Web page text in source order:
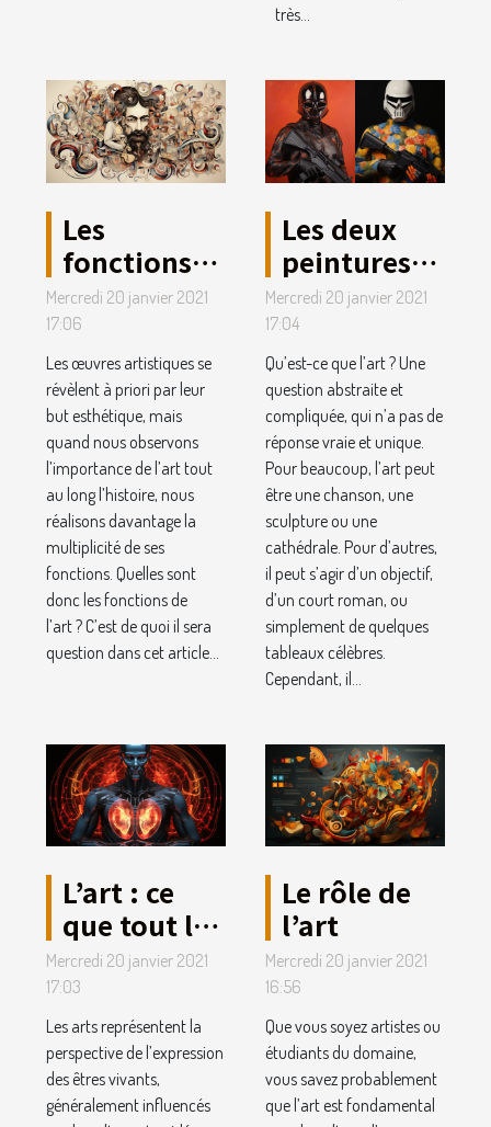
très...
Les
fonctions
de l’art.
Mercredi 20 janvier 2021
17:06
Les œuvres artistiques se
révèlent à priori par leur
but esthétique, mais
quand nous observons
l’importance de l’art tout
au long l’histoire, nous
réalisons davantage la
multiplicité de ses
fonctions. Quelles sont
donc les fonctions de
l’art ? C’est de quoi il sera
question dans cet article...
Les deux
peintures
les plus
célèbres de
tous les
temps.
Mercredi 20 janvier 2021
17:04
Qu’est-ce que l’art ? Une
question abstraite et
compliquée, qui n’a pas de
réponse vraie et unique.
Pour beaucoup, l’art peut
être une chanson, une
sculpture ou une
cathédrale. Pour d’autres,
il peut s’agir d’un objectif,
d’un court roman, ou
simplement de quelques
tableaux célèbres.
Cependant, il...
L’art : ce
que tout le
monde
devrait en
savoir.
Mercredi 20 janvier 2021
17:03
Les arts représentent la
perspective de l’expression
des êtres vivants,
généralement influencés
Le rôle de
l’art
Mercredi 20 janvier 2021
16:56
Que vous soyez artistes ou
étudiants du domaine,
vous savez probablement
que l’art est fondamental